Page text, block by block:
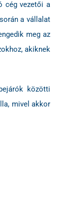
cég vezetői a
a vállalat
meg az
akiknek
közötti
mivel akkor